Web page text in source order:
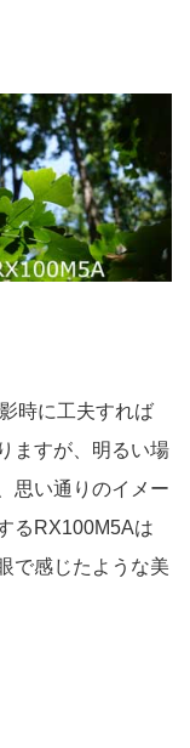
時に工夫すれば
ますが、明るい場
思い通りのイメー
るRX100M5Aは
で感じたような美